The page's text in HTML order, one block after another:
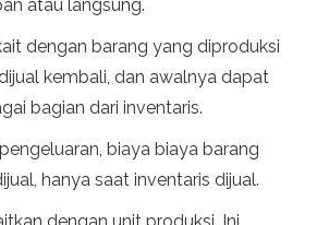
atau langsung.
dengan barang yang diproduksi
kembali, dan awalnya dapat
bagian dari inventaris.
biaya biaya barang
hanya saat inventaris dijual.